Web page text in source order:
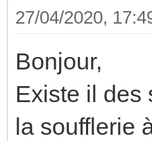
27/04/2020,
Bonjour,
Existe il des
la soufflerie